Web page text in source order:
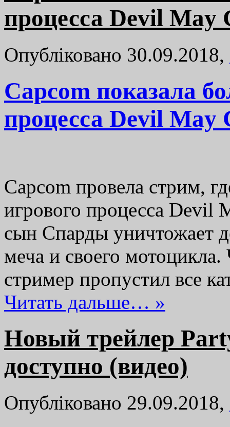
процесса Devil May
Опубліковано 30.09.2018,
Capcom показала
процесса Devil May
Capcom провела стрим,
игрового процесса Devil
сын Спарды уничтожает
меча и своего
стример пропустил все
Читать дальше… »
Новый трейлер
доступно (видео)
Опубліковано 29.09.2018,